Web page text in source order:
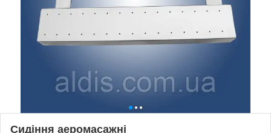
Сидіння аеромасажні